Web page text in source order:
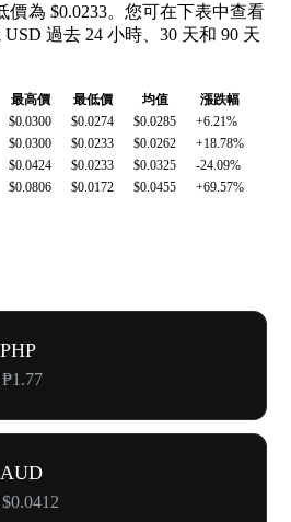
價為 $0.0233。您可在下表中查看
過去 24 小時、30 天和 90 天
最高價 最低價 均值
漲跌幅
$0.0300 $0.0274 $0.0285
+6.21%
$0.0300 $0.0233 $0.0262
+18.78%
$0.0424 $0.0233 $0.0325
-24.09%
$0.0806 $0.0172 $0.0455 +69.57%